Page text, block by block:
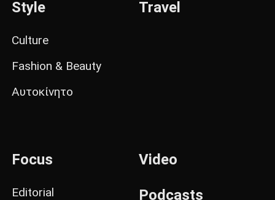
Style
Culture
Fashion & Beauty
Αυτοκίνητο
Travel
Focus
Editorial
Video
Podcasts